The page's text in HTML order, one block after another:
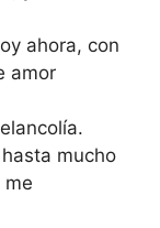
ahora, con
amor
mucho
me